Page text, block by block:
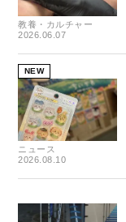
教養・カルチャー
2026.06.07
NEW
ニュース
2026.08.10